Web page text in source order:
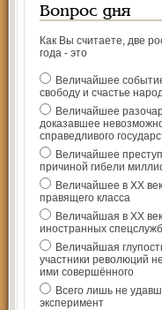
Вопрос дня
Как Вы считаете, две
года - это
Величайшее
свободу и счастье
Величайшее
доказавшее
справедливого
Величайшее
причиной гибели
Величайшее в ХХ
правящего класса
Величайшая в ХХ
иностранных спецслужб
Величайшая
участники революций
ими совершённого
Всего лишь не
эксперимент